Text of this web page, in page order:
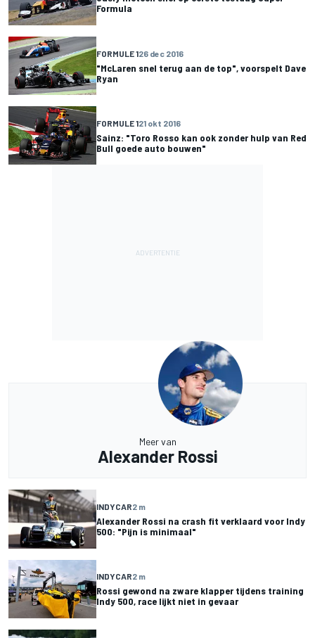
Formula
FORMULE 126 dec 2016
"McLaren snel terug aan de top", voorspelt Dave
Ryan
FORMULE 121 okt 2016
Sainz: "Toro Rosso kan ook zonder hulp van Red
Bull goede auto bouwen"
Meer van
Alexander Rossi
INDYCAR2 m
Alexander Rossi na crash fit verklaard voor Indy
500: "Pijn is minimaal"
INDYCAR2 m
Rossi gewond na zware klapper tijdens training
Indy 500, race lijkt niet in gevaar